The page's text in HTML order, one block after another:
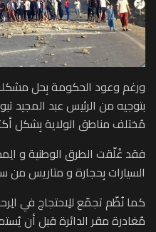
ورغم وعود الحكومة بِحل
بتوجيه من الرئيس عبد المجيد
مُختلف مناطق الولاية بِشكل
فقد غُلّقت الطرق الوطنية و
السيارات بِحجارة و متاريس من
كما نُظّم تجمّع للِاحتجاج في
مُغادرة مقر الدائرة قبل أن